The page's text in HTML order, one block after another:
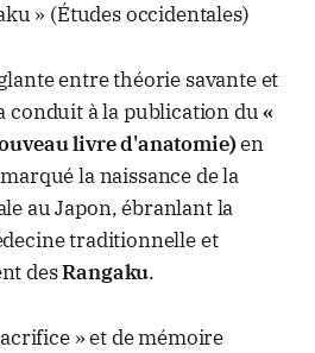
» (Études occidentales)
entre théorie savante et
conduit à la publication du«
livre d'anatomie)en
la naissance de la
au Japon, ébranlant la
traditionnelle et
desRangaku.
» et de mémoire